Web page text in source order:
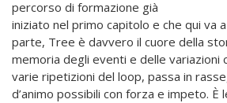
percorso di formazione già
iniziato nel primo capitolo e che qui va
parte, Tree è davvero il cuore della
memoria degli eventi e delle variazioni
varie ripetizioni del loop, passa in
d’animo possibili con forza e impeto. È